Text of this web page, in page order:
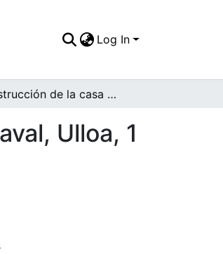
Log In
Destrucción de la casa municipal por efectos de un vendaval, Ulloa, 1 de noviembre de 1997
Ulloa, 1